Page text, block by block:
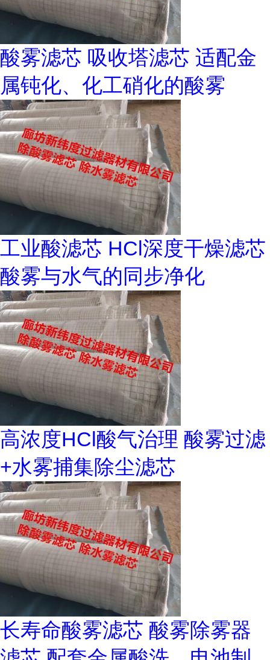
酸雾滤芯 吸收塔滤芯 适配金
属钝化、化工硝化的酸雾
工业酸滤芯 HCl深度干燥滤芯
酸雾与水气的同步净化
高浓度HCl酸气治理 酸雾过滤
+水雾捕集除尘滤芯
长寿命酸雾滤芯 酸雾除雾器